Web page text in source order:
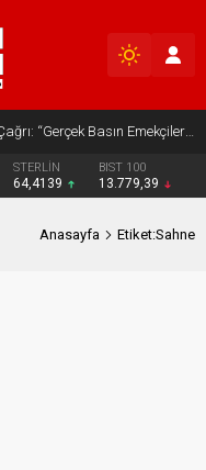
Batman Basın Derneği’nden Çağrı: “Gerçek Basın Emekçileri Desteklenmeli”
STERLİN
64,4139
BIST 100
13.779,39
Anasayfa Etiket:Sahne